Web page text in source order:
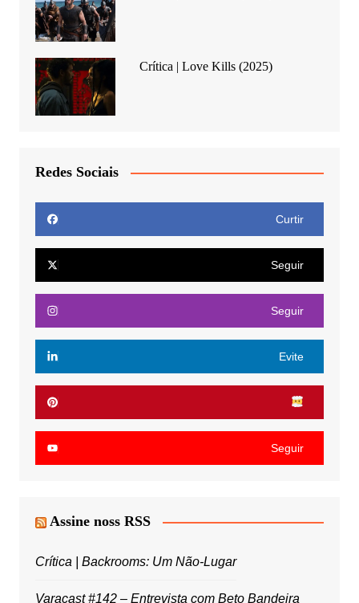
Crítica | Love Kills (2025)
Redes Sociais
Curtir
Seguir
Seguir
Evite
Seguir
Assine noss RSS
Crítica | Backrooms: Um Não-Lugar
Varacast #142 – Entrevista com Beto Bandeira